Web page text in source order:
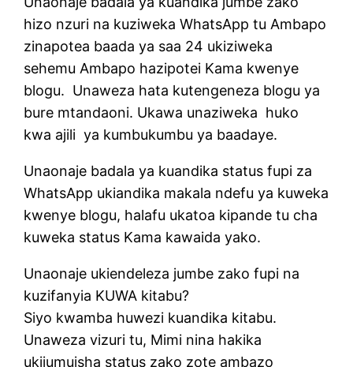
hizo nzuri na kuziweka WhatsApp tu Ambapo
zinapotea baada ya saa 24 ukiziweka
sehemu Ambapo hazipotei Kama kwenye
blogu. Unaweza hata kutengeneza blogu ya
bure mtandaoni. Ukawa unaziweka huko
kwa ajili ya kumbukumbu ya baadaye.
Unaonaje badala ya kuandika status fupi za
WhatsApp ukiandika makala ndefu ya kuweka
kwenye blogu, halafu ukatoa kipande tu cha
kuweka status Kama kawaida yako.
Unaonaje ukiendeleza jumbe zako fupi na
kuzifanyia KUWA kitabu?
Siyo kwamba huwezi kuandika kitabu.
Unaweza vizuri tu, Mimi nina hakika
ukijumuisha status zako zote ambazo